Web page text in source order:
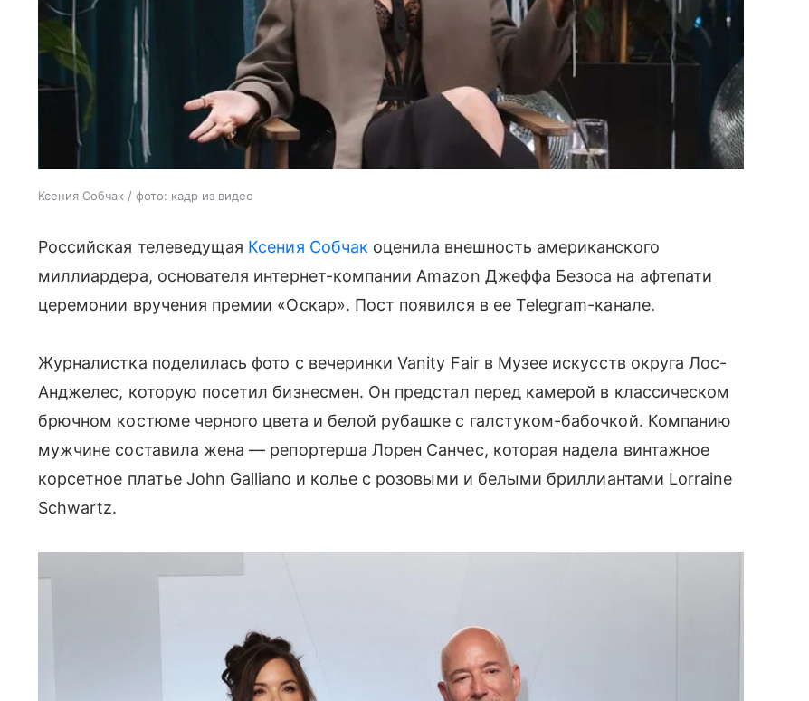
Ксения Собчак / фото: кадр из видео
Российская телеведущая Ксения Собчак оценила внешность американского
миллиардера, основателя интернет-компании Amazon Джеффа Безоса на афтепати
церемонии вручения премии «Оскар». Пост появился в ее Telegram-канале.
Журналистка поделилась фото с вечеринки Vanity Fair в Музее искусств округа Лос-
Анджелес, которую посетил бизнесмен. Он предстал перед камерой в классическом
брючном костюме черного цвета и белой рубашке с галстуком-бабочкой. Компанию
мужчине составила жена — репортерша Лорен Санчес, которая надела винтажное
корсетное платье John Galliano и колье с розовыми и белыми бриллиантами Lorraine
Schwartz.